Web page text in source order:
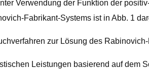
Verwendung der Funktion der
Fabrikant-Systems ist in Abb. 1
zur Lösung des
Leistungen basierend auf